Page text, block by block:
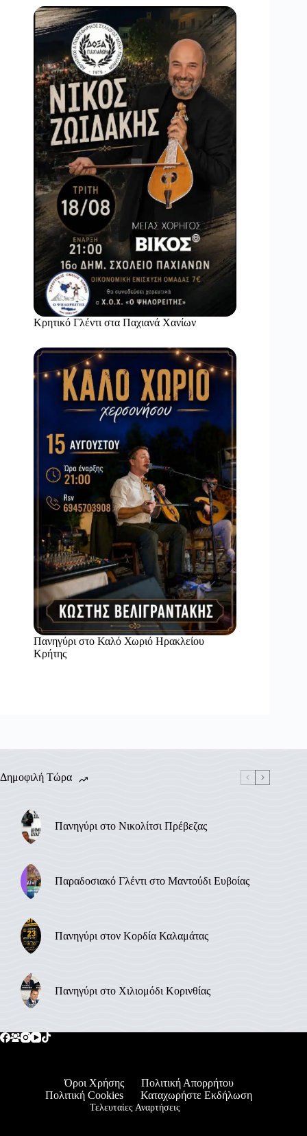
Κρητικό Γλέντι στα Παχιανά Χανίων
Πανηγύρι στο Καλό Χωριό Ηρακλείου
Κρήτης
Δημοφιλή Τώρα
Πανηγύρι στο Νικολίτσι Πρέβεζας
Παραδοσιακό Γλέντι στο Μαντούδι Ευβοίας
Πανηγύρι στον Κορδία Καλαμάτας
Πανηγύρι στο Χιλιομόδι Κορινθίας
Όροι Χρήσης
Πολιτική Απορρήτου
Πολιτική Cookies
Καταχωρήστε Εκδήλωση
Τελευταίες Αναρτήσεις